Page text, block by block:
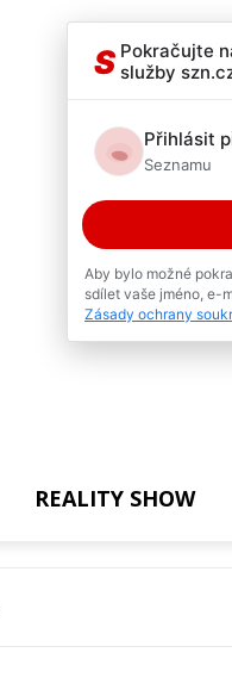
REALITY SHOW
S Pokračujte
služby
Přihlásit
Seznamu
Aby bylo možné
sdílet vaše jméno, e-
Zásady ochrany